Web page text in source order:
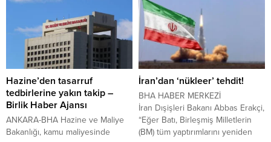
müstehcenliği ve tacizi, nitelikli
dolandırıcılık, yasa dışı bahis ve
nitelikli hırsızlık” suçlarına yönelik
gerçekleştirilen operasyonlarda
170 şüpheli gözaltına alınırken, 55
şüpheli tutuklandı. Ayrıca, 34
şüpheli hakkında adli kontrol
hükümleri uygulanırken, diğer
şüphelilerle ilgili işlemler devam
ediyor. 341...
cumhurbaşkanlığı ön seçimini 23
Mart’ta gerçekleştiriyor. 81 il ve
973 ilçede toplam 5 bin 600
sandık kurulacak. Parti üyeleri
sabah saat 08.00’den itibaren oy
kullanabilecek ve süreç 17.00’de
tamamlanacak. Üye olmayan
vatandaşlar ise aynı alanlarda...
Hazine’den tasarruf
tedbirlerine yakın takip –
Birlik Haber Ajansı
ANKARA-BHA Hazine ve Maliye
Bakanlığı, kamu maliyesinde
İran’dan ‘nükleer’ tehdit!
BHA HABER MERKEZİ
İran Dışişleri Bakanı Abbas Erakçi,
“Eğer Batı, Birleşmiş Milletlerin
(BM) tüm yaptırımlarını yeniden